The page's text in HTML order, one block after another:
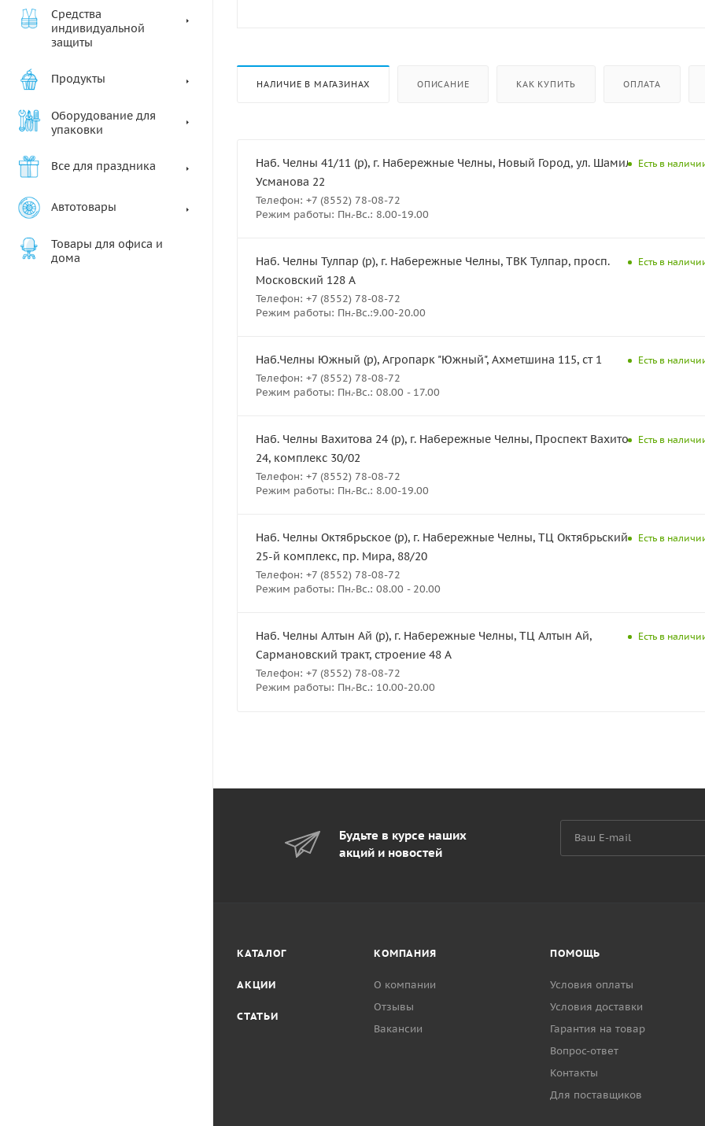
Средства
индивидуальной
защиты
Продукты
Оборудование для
упаковки
Все для праздника
Автотовары
Товары для офиса и
дома
НАЛИЧИЕ В МАГАЗИНАХ ОПИСАНИЕ КАК КУПИТЬ ОПЛАТА
Наб. Челны 41/11 (р), г. Набережные Челны, Новый Город, ул. Шамиля
Усманова 22
Телефон: +7 (8552) 78-08-72
Режим работы: Пн.-Вс.: 8.00-19.00
Есть в
Наб. Челны Тулпар (р), г. Набережные Челны, ТВК Тулпар, просп.
Московский 128 А
Телефон: +7 (8552) 78-08-72
Режим работы: Пн.-Вс.:9.00-20.00
Есть в
Наб.Челны Южный (р), Агропарк "Южный", Ахметшина 115, ст 1
Телефон: +7 (8552) 78-08-72
Режим работы: Пн.-Вс.: 08.00 - 17.00
Есть в
Наб. Челны Вахитова 24 (р), г. Набережные Челны, Проспект Вахитова
24, комплекс 30/02
Телефон: +7 (8552) 78-08-72
Режим работы: Пн.-Вс.: 8.00-19.00
Есть в
Наб. Челны Октябрьское (р), г. Набережные Челны, ТЦ Октябрьский,
25-й комплекс, пр. Мира, 88/20
Телефон: +7 (8552) 78-08-72
Режим работы: Пн.-Вс.: 08.00 - 20.00
Есть в
Наб. Челны Алтын Ай (р), г. Набережные Челны, ТЦ Алтын Ай,
Сармановский тракт, строение 48 А
Телефон: +7 (8552) 78-08-72
Режим работы: Пн.-Вс.: 10.00-20.00
Есть в
Будьте в курсе наших
акций и новостей
КАТАЛОГ
АКЦИИ
СТАТЬИ
КОМПАНИЯ
О компании
Отзывы
Вакансии
ПОМОЩЬ
Условия оплаты
Условия доставки
Гарантия на товар
Вопрос-ответ
Контакты
Для поставщиков